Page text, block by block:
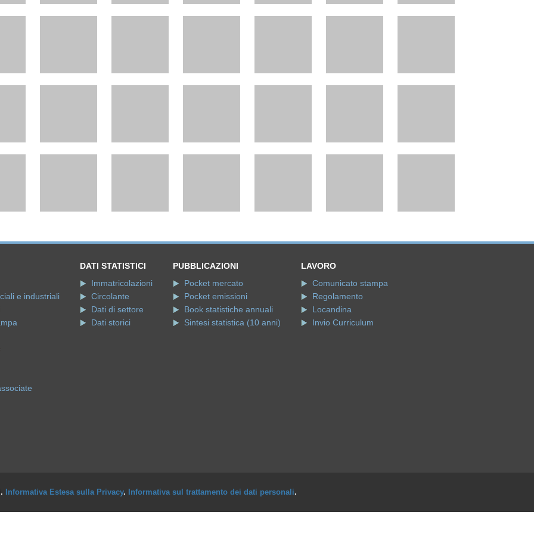
e industriali
DATI STATISTICI
Immatricolazioni
Circolante
Dati di settore
Dati storici
PUBBLICAZIONI
Pocket mercato
Pocket emissioni
Book statistiche annuali
Sintesi statistica (10 anni)
LAVORO
Comunicato stampa
Regolamento
Locandina
Invio Curriculum
Informativa Estesa sulla Privacy. Informativa sul trattamento dei dati personali.